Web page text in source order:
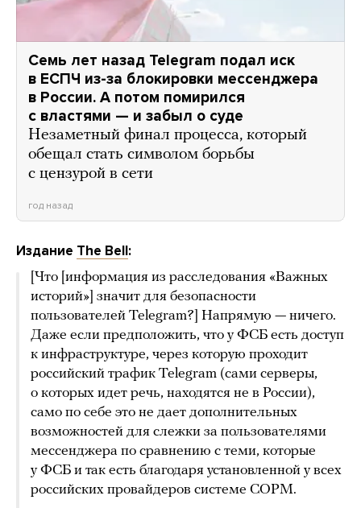
Семь лет назад Telegram подал иск
в ЕСПЧ из-за блокировки мессенджера
в России. А потом помирился
с властями — и забыл о суде
Незаметный финал процесса, который
обещал стать символом борьбы
с цензурой в сети
год назад
Издание The Bell:
[Что [информация из расследования «Важных
историй»] значит для безопасности
пользователей Telegram?] Напрямую — ничего.
Даже если предположить, что у ФСБ есть доступ
к инфраструктуре, через которую проходит
российский трафик Telegram (сами серверы,
о которых идет речь, находятся не в России),
само по себе это не дает дополнительных
возможностей для слежки за пользователями
мессенджера по сравнению с теми, которые
у ФСБ и так есть благодаря установленной у всех
российских провайдеров системе СОРМ.